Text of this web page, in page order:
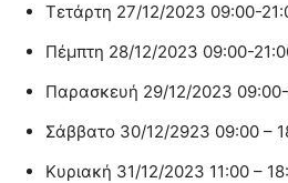
Τετάρτη 27/12/2023 09:00-
Πέμπτη 28/12/2023 09:00-
Παρασκευή 29/12/2023
Σάββατο 30/12/2923 09:00 –
Κυριακή 31/12/2023 11:00 –